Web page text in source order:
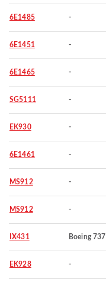
6E1485 -
6E1451 -
6E1465 -
SG5111 -
EK930 -
6E1461 -
MS912 -
MS912 -
IX431 Boeing 737
EK928 -